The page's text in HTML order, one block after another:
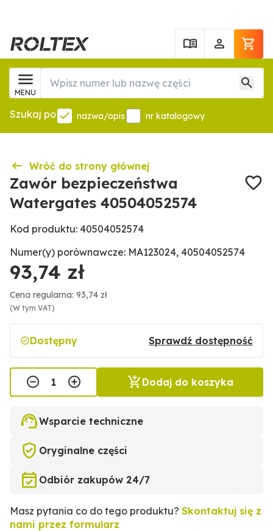
MENU
Szukaj po nazwa/opis nr katalogowy
Wróć do strony głównej
Zawór bezpieczeństwa
Watergates 40504052574
Kod produktu: 40504052574
Numer(y) porównawcze: MA123024, 40504052574
93,74 zł
Cena regularna: 93,74 zł
(W tym VAT)
Dostępny Sprawdź dostępność
Dodaj do koszyka
Wsparcie techniczne
Oryginalne części
Odbiór zakupów 24/7
Masz pytania co do tego produktu? Skontaktuj się z
nami przez formularz